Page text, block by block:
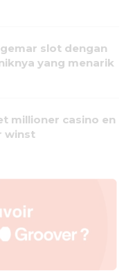
slot dengan
yang menarik
millioner casino en
winst